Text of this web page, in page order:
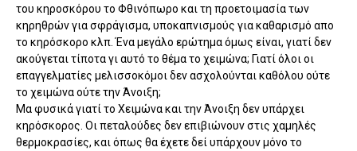
του κηροσκόρου το Φθινόπωρο και τη προετοιμασία των
κηρηθρών για σφράγισμα, υποκαπνισμούς για καθαρισμό απο
το κηρόσκορο κλπ. Ένα μεγάλο ερώτημα όμως είναι, γιατί δεν
ακούγεται τίποτα γι αυτό το θέμα το χειμώνα; Γιατί όλοι οι
επαγγελματίες μελισσοκόμοι δεν ασχολούνται καθόλου ούτε
το χειμώνα ούτε την Άνοιξη;
Μα φυσικά γιατί το Χειμώνα και την Άνοιξη δεν υπάρχει
κηρόσκορος. Οι πεταλούδες δεν επιβιώνουν στις χαμηλές
θερμοκρασίες, και όπως θα έχετε δεί υπάρχουν μόνο το